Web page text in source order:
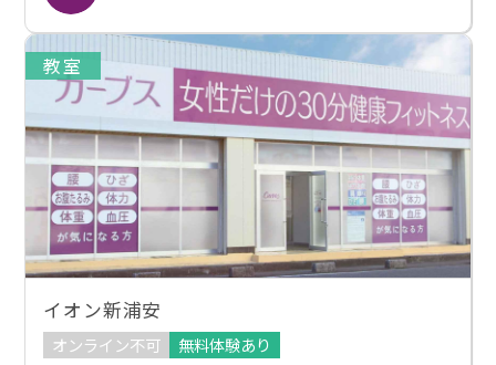
教室
イオン新浦安
オンライン不可
無料体験あり